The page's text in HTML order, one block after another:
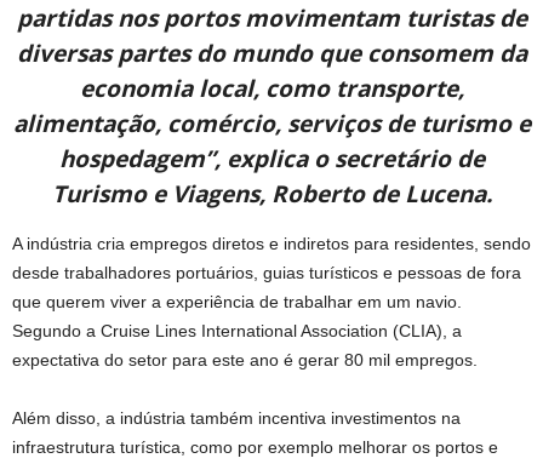
partidas nos portos movimentam turistas de
diversas partes do mundo que consomem da
economia local, como transporte,
alimentação, comércio, serviços de turismo e
hospedagem”, explica o secretário de
Turismo e Viagens, Roberto de Lucena.
A indústria cria empregos diretos e indiretos para residentes, sendo
desde trabalhadores portuários, guias turísticos e pessoas de fora
que querem viver a experiência de trabalhar em um navio.
Segundo a Cruise Lines International Association (CLIA), a
expectativa do setor para este ano é gerar 80 mil empregos.
Além disso, a indústria também incentiva investimentos na
infraestrutura turística, como por exemplo melhorar os portos e